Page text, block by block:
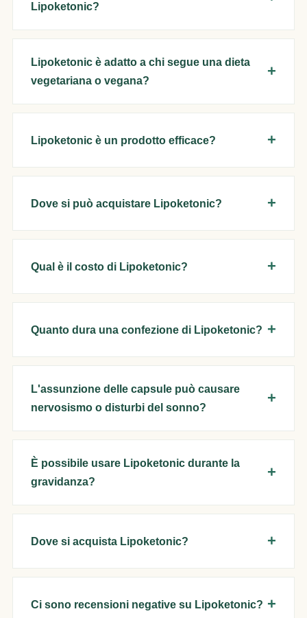
Lipoketonic?
Lipoketonic è adatto a chi segue una dieta
vegetariana o vegana?
Lipoketonic è un prodotto efficace?
Dove si può acquistare Lipoketonic?
Qual è il costo di Lipoketonic?
Quanto dura una confezione di Lipoketonic?
L'assunzione delle capsule può causare
nervosismo o disturbi del sonno?
È possibile usare Lipoketonic durante la
gravidanza?
Dove si acquista Lipoketonic?
Ci sono recensioni negative su Lipoketonic?